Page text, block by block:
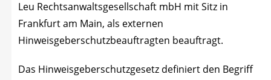
Leu Rechts­an­walts­ge­sell­schaft mbH mit Sitz in
Frank­furt am Main, als exter­nen
Hin­weis­ge­ber­schutz­be­auf­trag­ten beauftragt.
Das Hin­weis­ge­ber­schutz­ge­setz defi­niert den Begriff